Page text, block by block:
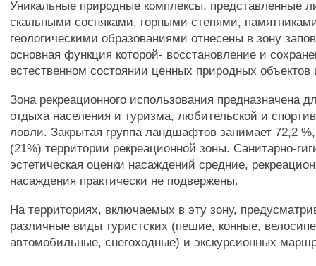
Уникальные природные комплексы, представленные
скальными сосняками, горными степями,
геологическими образованиями отнесены в зону
основная функция которой- восстановление и
естественном состоянии ценных природных объектов
Зона рекреационного использования предназначена
отдыха населения и туризма, любительской и
ловли. Закрытая группа ландшафтов занимает 72,2
(21%) территории рекреационной зоны. Санитарно-
эстетическая оценки насаждений средние,
насаждения практически не подвержены.
На территориях, включаемых в эту зону,
различные виды туристских (пешие, конные,
автомобильные, снегоходные) и экскурсионных